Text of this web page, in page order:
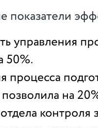
показатели
управления
50%.
процесса
на
контроля